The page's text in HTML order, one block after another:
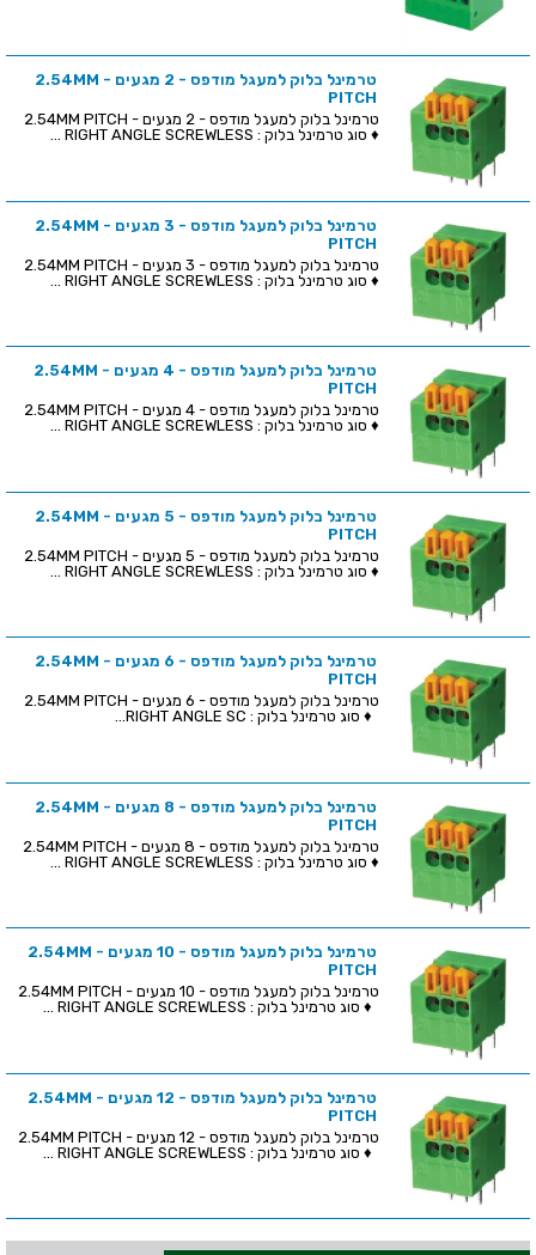
טרמינל בלוק למעגל מודפס - 2 מגעים - 2.54MM
PITCH
♦ סוג טרמינל בלוק : RIGHT ANGLE SCREWLESS ...
טרמינל בלוק למעגל מודפס - 3 מגעים - 2.54MM
PITCH
♦ סוג טרמינל בלוק : RIGHT ANGLE SCREWLESS ...
טרמינל בלוק למעגל מודפס - 4 מגעים - 2.54MM
PITCH
♦ סוג טרמינל בלוק : RIGHT ANGLE SCREWLESS ...
טרמינל בלוק למעגל מודפס - 5 מגעים - 2.54MM
PITCH
♦ סוג טרמינל בלוק : RIGHT ANGLE SCREWLESS ...
טרמינל בלוק למעגל מודפס - 6 מגעים - 2.54MM
PITCH
♦ סוג טרמינל בלוק : RIGHT ANGLE SC...
טרמינל בלוק למעגל מודפס - 8 מגעים - 2.54MM
PITCH
♦ סוג טרמינל בלוק : RIGHT ANGLE SCREWLESS ...
טרמינל בלוק למעגל מודפס - 10 מגעים - 2.54MM
PITCH
טרמינל בלוק למעגל מודפס - 10 מגעים - 2.54MM PITCH
♦ סוג טרמינל בלוק : RIGHT ANGLE SCREWLESS ...
טרמינל בלוק למעגל מודפס - 12 מגעים - 2.54MM
PITCH
טרמינל בלוק למעגל מודפס - 12 מגעים - 2.54MM PITCH
♦ סוג טרמינל בלוק : RIGHT ANGLE SCREWLESS ...